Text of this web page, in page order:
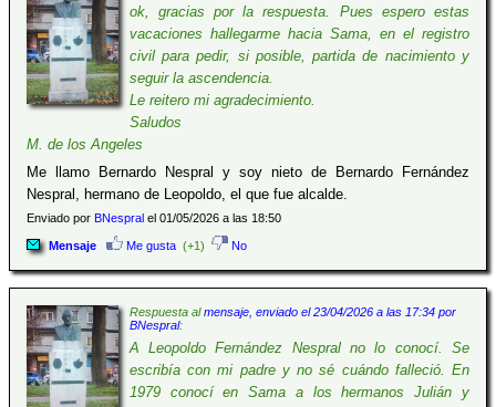
ok, gracias por la respuesta. Pues espero estas
vacaciones hallegarme hacia Sama, en el registro
civil para pedir, si posible, partida de nacimiento y
seguir la ascendencia.
Le reitero mi agradecimiento.
Saludos
M. de los Angeles
Me llamo Bernardo Nespral y soy nieto de Bernardo Fernández
Nespral, hermano de Leopoldo, el que fue alcalde.
Enviado por BNespral el 01/05/2026 a las 18:50
Mensaje Me gusta (+1) No
Respuesta almensaje, enviado el 23/04/2026 a las 17:34 por
BNespral:
A Leopoldo Fernández Nespral no lo conocí. Se
escribía con mi padre y no sé cuándo falleció. En
1979 conocí en Sama a los hermanos Julián y